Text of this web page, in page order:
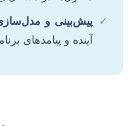
✓ پیش‌بینی و
آینده و پیامدهای